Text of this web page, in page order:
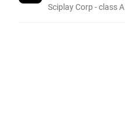
Sciplay Corp - class A